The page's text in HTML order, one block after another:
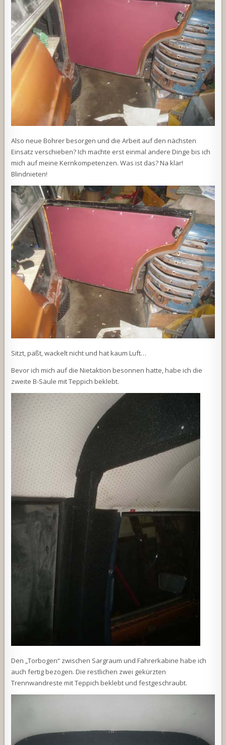
Also neue Bohrer besorgen und die Arbeit auf den nächsten
Einsatz verschieben? Ich machte erst einmal andere Dinge bis ich
mich auf meine Kernkompetenzen. Was ist das? Na klar!
Blindnieten!
Sitzt, paßt, wackelt nicht und hat kaum Luft…
Bevor ich mich auf die Nietaktion besonnen hatte, habe ich die
zweite B-Säule mit Teppich beklebt.
Den „Torbogen“ zwischen Sargraum und Fahrerkabine habe ich
auch fertig bezogen. Die restlichen zwei gekürzten
Trennwandreste mit Teppich beklebt und festgeschraubt.